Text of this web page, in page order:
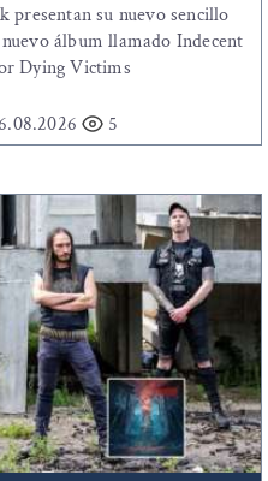
presentan su nuevo sencillo
álbum llamado Indecent
Dying Victims
5